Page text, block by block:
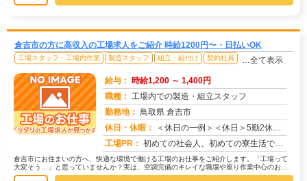
倉吉市の方に高収入の工場求人をご紹介 時給1200円〜・日払いOK
工場スタッフ・工場内作業 製造スタッフ 組立・組付け 契約社員 …全て表示
給与： 時給1,200 ～ 1,400円
職種： 工場内での製造・組立スタッフ
勤務地： 鳥取県 倉吉市
休日・休暇：
＜休日の一例＞＜休日＞5勤2休（工場カレンダーによる）★ＧＷ・夏季・年末年始休暇あり★有給休暇あり※配属先により休...
工場PR： 初めての社会人、初めての寮生活でも安心！☆家具付き寮で初期費用0円！テレビ、エアコン、冷蔵庫など生活に必要な家電が...
倉吉市にお住まいの方へ、快適な環境で働ける工場のお仕事をご紹介します。「工場って
大変そう…」と思っていませんか？実は、空調完備のキレイな職場や座り作業中心のお仕
事もたくさんあります。【たとえばこ...